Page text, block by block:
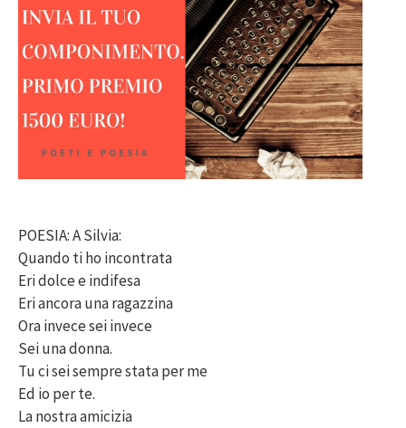
POESIA: A Silvia:
Quando ti ho incontrata
Eri dolce e indifesa
Eri ancora una ragazzina
Ora invece sei invece
Sei una donna.
Tu ci sei sempre stata per me
Ed io per te.
La nostra amicizia